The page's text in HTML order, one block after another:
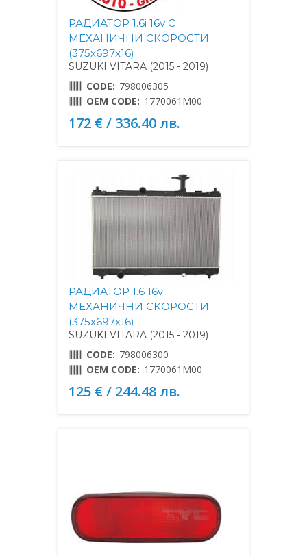
РАДИАТОР 1.6i 16v С
МЕХАНИЧНИ СКОРОСТИ
(375x697x16)
SUZUKI VITARA (2015 - 2019)
CODE: 798006305
OEM CODE: 1770061M00
172 € / 336.40 лв.
РАДИАТОР 1.6 16v
МЕХАНИЧНИ СКОРОСТИ
(375x697x16)
SUZUKI VITARA (2015 - 2019)
CODE: 798006300
OEM CODE: 1770061M00
125 € / 244.48 лв.